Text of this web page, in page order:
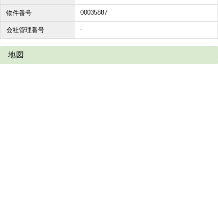
物件番号 00035887
会社管理番号 -
地図